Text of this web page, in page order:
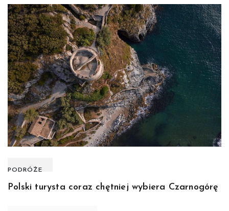
PODRÓŻE
Polski turysta coraz chętniej wybiera Czarnogórę